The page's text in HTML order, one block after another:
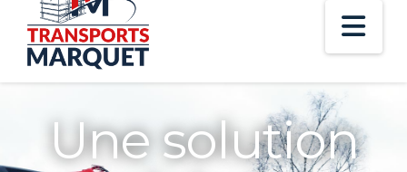
Une solution